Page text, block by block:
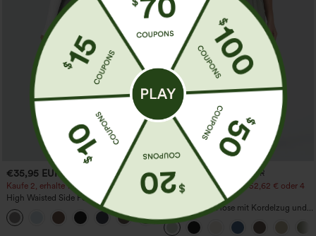
€35,95 EUR
Kaufe 2, erhalte 1 gratis
High Waisted Side Pocket Straight Leg
Work Pants
+23
€31,95 EUR
€35,95 EUR
Kaufen Sie 2 Stück für 52,62 € oder 4
Stück für 105,24 €.
Hochtaillierte Hose mit Kordelzug und
Taschen, weitem Bein, lässig und locker
in Leinenoptik